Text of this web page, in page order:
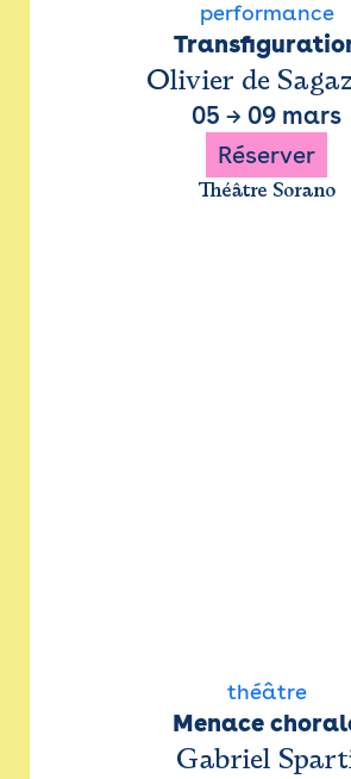
performance
Olivier de
05 → 09 mars
Réserver
Théâtre Sorano
théâtre
Menace
Gabriel